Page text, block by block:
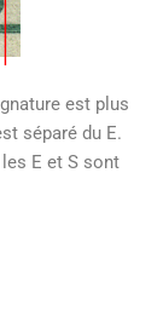
est plus
séparé du E.
E et S sont